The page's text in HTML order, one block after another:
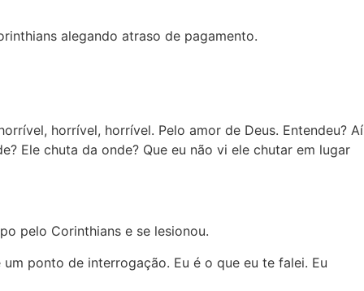
alegando atraso de pagamento.
horrível, horrível. Pelo amor de Deus. Entendeu? Aí
Ele chuta da onde? Que eu não vi ele chutar em lugar
pelo Corinthians e se lesionou.
ponto de interrogação. Eu é o que eu te falei. Eu